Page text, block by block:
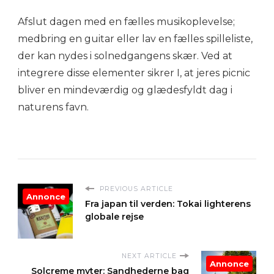
Afslut dagen med en fælles musikoplevelse;
medbring en guitar eller lav en fælles spilleliste,
der kan nydes i solnedgangens skær. Ved at
integrere disse elementer sikrer I, at jeres picnic
bliver en mindeværdig og glædesfyldt dag i
naturens favn.
PREVIOUS ARTICLE
Fra japan til verden: Tokai lighterens
globale rejse
Annonce
NEXT ARTICLE
Solcreme myter: Sandhederne bag
Annonce